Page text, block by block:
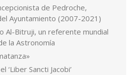
de Pedroche,
Ayuntamiento (2007-2021)
Al-Bitruji, un referente mundial
la Astronomía
‘Liber Sancti Jacobi’